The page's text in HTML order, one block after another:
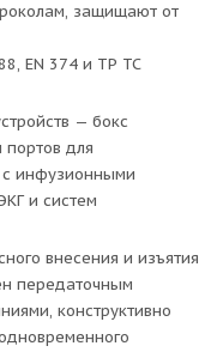
защищают от
EN 374 и ТР ТС
— бокс
для
с инфузионными
и систем
внесения и изъятия
передаточным
конструктивно